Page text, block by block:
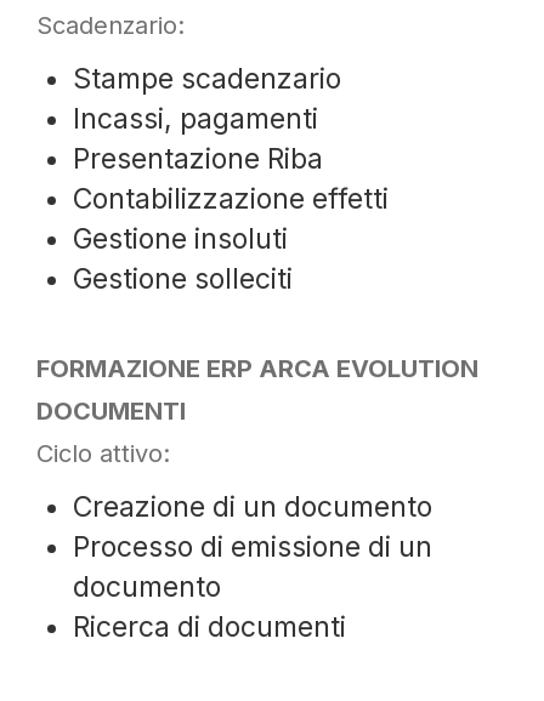
Scadenzario:
Stampe scadenzario
Incassi, pagamenti
Presentazione Riba
Contabilizzazione effetti
Gestione insoluti
Gestione solleciti
FORMAZIONE ERP ARCA EVOLUTION
DOCUMENTI
Ciclo attivo:
Creazione di un documento
Processo di emissione di un
documento
Ricerca di documenti